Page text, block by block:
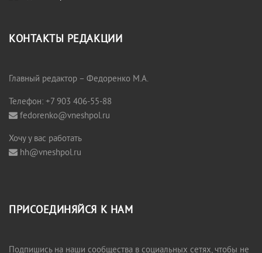
КОНТАКТЫ РЕДАКЦИИ
Главный редактор – Федоренко М.А.
Телефон: +7 903 406-55-88
fedorenko@vneshpol.ru
Хочу у вас работать
hh@vneshpol.ru
ПРИСОЕДИНЯЙСЯ К НАМ
Подпишись на наши сообщества в социальных сетях, чтобы не